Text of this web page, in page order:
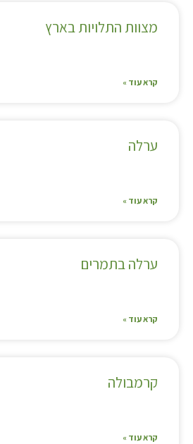
מצוות התלויות בארץ
קרא עוד »
ערלה
קרא עוד »
ערלה בתמרים
קרא עוד »
קרמבולה
קרא עוד »